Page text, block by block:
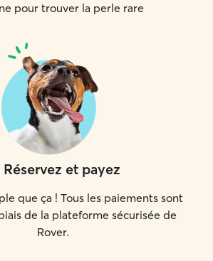
pour trouver la perle rare
Réservez et payez
que ça ! Tous les paiements sont
de la plateforme sécurisée de
Rover.